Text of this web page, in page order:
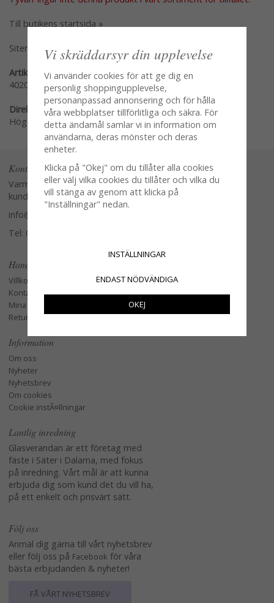
Till butikens startsida »
Sitemap »
Artikelnummer:
40200337
Direktlänk:
Högerklicka och kopiera adressen
Kontakta oss
Varmt välkommen att kontakta vår
kundtjänst.
info@glasverandan.se
Tel: 079-3495968
Handla
Villkor
Kontakta oss
Mina favoriter
Retur och Reklamation
Information
Om oss
Nyheter
Nyhetsbrev
Om cookies
Cookie instÃ¤llningar
Lantlig inredning
Glasverandan är ett företag med
fäste i Säter i Dalarna, med fokus
på inredning. Vårt mål är att kunna
erbjuda dig som kund det du vill ha,
på ett enkelt och prisvärt sätt.
Följ oss
Anmäl dig gärna till vårt nyhetsbrev
eller följ oss på Facebook för våra
bästa erbjudanden & nyheter!
FÅ VÅRT NYHETSBREV
Vi skräddarsyr din upplevelse
Vi använder cookies för att ge dig en
personlig shoppingupplevelse,
personanpassad annonsering och för hålla
våra webbplatser tillförlitliga och säkra. För
detta ändamål samlar vi in information om
användarna, deras mönster och deras
enheter.
Klicka på "Okej" om du tillåter alla cookies
eller välj vilka cookies du tillåter och vilka du
vill stänga av genom att klicka på
"Inställningar" nedan.
INSTÄLLNINGAR
ENDAST NÖDVÄNDIGA
OKEJ